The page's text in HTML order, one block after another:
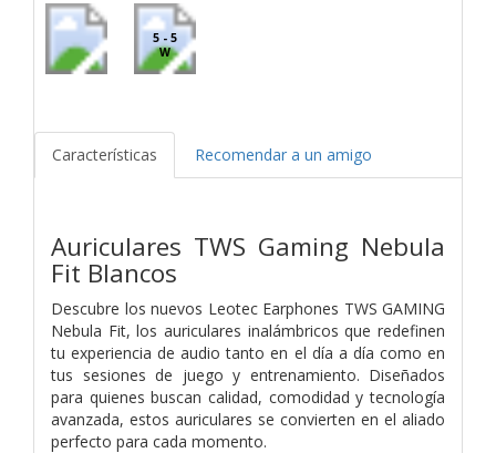
5 - 5
W
Características Recomendar a un amigo
Auriculares TWS Gaming Nebula
Fit Blancos
Descubre los nuevos Leotec Earphones TWS GAMING
Nebula Fit, los auriculares inalámbricos que redefinen
tu experiencia de audio tanto en el día a día como en
tus sesiones de juego y entrenamiento. Diseñados
para quienes buscan calidad, comodidad y tecnología
avanzada, estos auriculares se convierten en el aliado
perfecto para cada momento.